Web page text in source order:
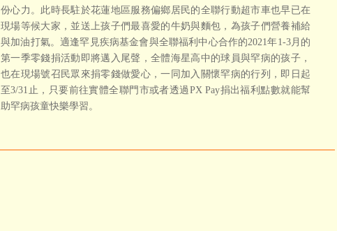
份心力。此時長駐於花蓮地區服務偏鄉居民的全聯行動超市車也早已在
現場等候大家，並送上孩子們最喜愛的牛奶與麵包，為孩子們營養補給
與加油打氣。適逢罕見疾病基金會與全聯福利中心合作的2021年1-3月的
第一季零錢捐活動即將邁入尾聲，全體海星高中的球員與罕病的孩子，
也在現場號召民眾來捐零錢做愛心，一同加入關懷罕病的行列，即日起
至3/31止，只要前往實體全聯門市或者透過PX Pay捐出福利點數就能幫
助罕病孩童快樂學習。